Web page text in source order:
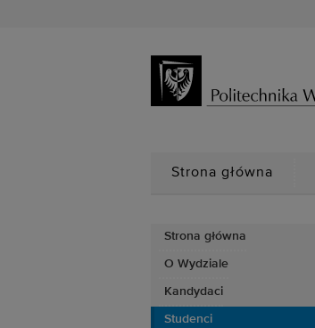
Strona główna
Strona główna
O Wydziale
Kandydaci
Studenci